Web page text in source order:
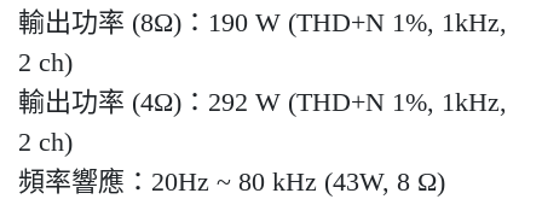
輸出功率 (8Ω)：190 W (THD+N 1%, 1kHz,
2 ch)
輸出功率 (4Ω)：292 W (THD+N 1%, 1kHz,
2 ch)
頻率響應：20Hz ~ 80 kHz (43W, 8 Ω)